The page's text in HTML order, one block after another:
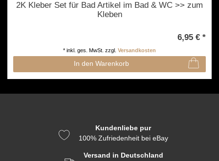
2K Kleber Set für Bad Artikel im Bad & WC >> zum
Kleben
6,95 € *
In den Warenkorb
* inkl. ges. MwSt. zzgl. Versandkosten
Kundenliebe pur
100% Zufriedenheit bei eBay
Versand in Deutschland